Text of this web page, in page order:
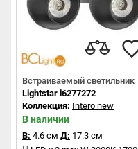
Встраиваемый светильник
Lightstar i6277272
Коллекция: Intero new
В наличии
В: 4.6 см Д: 17.3 см